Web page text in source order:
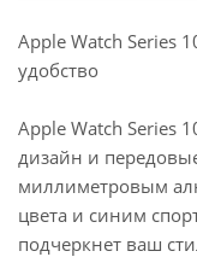
Apple Watch Series
удобство
Apple Watch Series
дизайн и
миллиметровым
цвета и синим
подчеркнет ваш